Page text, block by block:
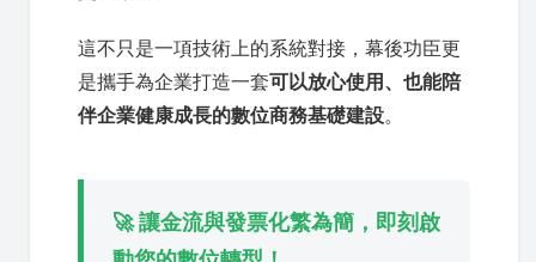
這不只是一項技術上的系統對接，幕後功臣更
是攜手為企業打造一套可以放心使用、也能陪
伴企業健康成長的數位商務基礎建設。
🚀 讓金流與發票化繁為簡，即刻啟